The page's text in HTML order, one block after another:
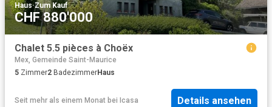
Haus·Zum Kauf
CHF 880'000
Chalet 5.5 pièces à Choëx
Mex, Gemeinde Saint-Maurice
5 Zimmer2 BadezimmerHaus
Seit mehr als einem Monat bei Icasa Details ansehen